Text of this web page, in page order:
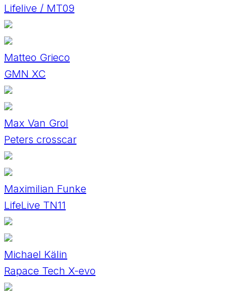
Lifelive / MT09
Matteo Grieco
GMN XC
Max Van Grol
Peters crosscar
Maximilian Funke
LifeLive TN11
Michael Kälin
Rapace Tech X-evo